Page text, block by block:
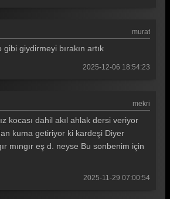
murat
gibi giydirmeyi bırakın artık
2025-12-06 18:54:23
mekri
kocası dahil akıl ahlak dersi veriyor
kuma getiriyor ki kardeşi Diyer
mıngır eş d. neyse Bu sonbenim için
2025-11-29 07:00:54